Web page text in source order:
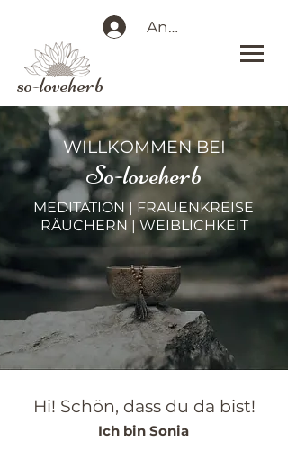
Anmelden
so-loveherb
So-loveherb
WILLKOMMEN BEI
MEDITATION | FRAUENKREISE
RÄUCHERN | WEIBLICHKEIT
Hi! Schön, dass du da bist!
Ich bin Sonia